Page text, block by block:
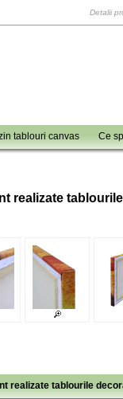
Detalii
tablouri canvas Ce
realizate
realizate tablourile